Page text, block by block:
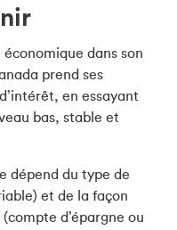
dans son
prend ses
en essayant
bas, stable et
dépend du type de
et de la façon
d’épargne ou